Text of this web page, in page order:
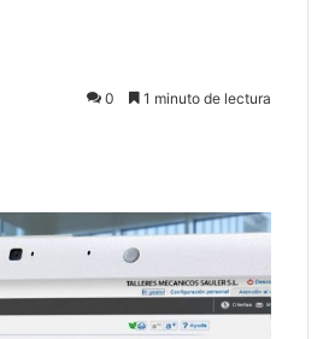
0 1 minuto de lectura